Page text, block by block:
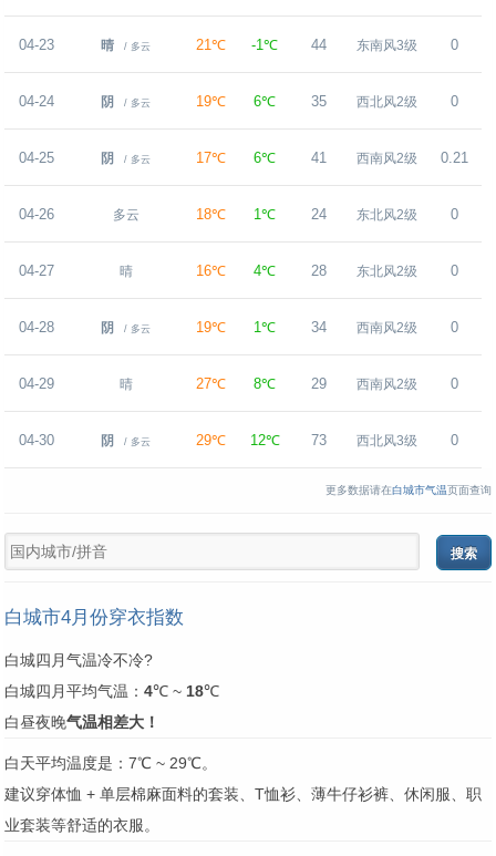
04-23 晴 / 多云 21℃ -1℃ 44 东南风3级 0
04-24 阴 / 多云 19℃ 6℃ 35 西北风2级 0
04-25 阴 / 多云 17℃ 6℃ 41 西南风2级 0.21
04-26 多云 18℃ 1℃ 24 东北风2级 0
04-27 晴 16℃ 4℃ 28 东北风2级 0
04-28 阴 / 多云 19℃ 1℃ 34 西南风2级 0
04-29 晴 27℃ 8℃ 29 西南风2级 0
04-30 阴 / 多云 29℃ 12℃ 73 西北风3级 0
更多数据请在白城市气温页面查询
白城市4月份穿衣指数
白城四月气温冷不冷?
白城四月平均气温： 4℃ ~ 18℃
白昼夜晚气温相差大！
白天平均温度是：7℃ ~ 29℃。
建议穿体恤 + 单层棉麻面料的套装、T恤衫、薄牛仔衫裤、休闲服、职
业套装等舒适的衣服。